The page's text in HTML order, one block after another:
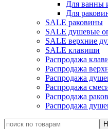
Для ванны
Для
SALE раковины
SALE душевые
SALE верхние
SALE клавиши
Распродажа
Распродажа
Распродажа
Распродажа
Распродажа
Распродажа